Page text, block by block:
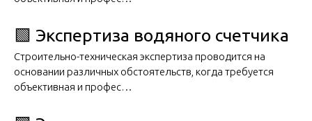
🟩 Экспертиза водяного счетчика
Строительно-техническая экспертиза проводится на
основании различных обстоятельств, когда требуется
объективная и профес…